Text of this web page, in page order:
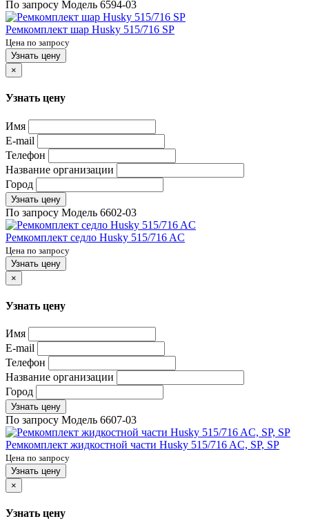
По запросу Модель 6594-03
Ремкомплект шар Husky 515/716 SP
Цена по запросу
Узнать цену
×
Узнать цену
Имя
E-mail
Телефон
Название организации
Город
Узнать цену
По запросу Модель 6602-03
Ремкомплект седло Husky 515/716 AC
Цена по запросу
Узнать цену
×
Узнать цену
Имя
E-mail
Телефон
Название организации
Город
Узнать цену
По запросу Модель 6607-03
Ремкомплект жидкостной части Husky 515/716 AC, SP, SP
Цена по запросу
Узнать цену
×
Узнать цену